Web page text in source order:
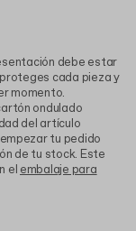
debe estar
cada pieza y
momento.
ondulado
del artículo
tu pedido
de tu stock. Este
el embalaje para